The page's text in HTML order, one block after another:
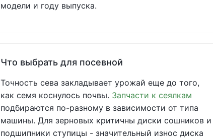
модели и году выпуска.
Что выбрать для посевной
Точность сева закладывает урожай еще до того,
как семя коснулось почвы. Запчасти к сеялкам
подбираются по-разному в зависимости от типа
машины. Для зерновых критичны диски сошников и
подшипники ступицы - значительный износ диска